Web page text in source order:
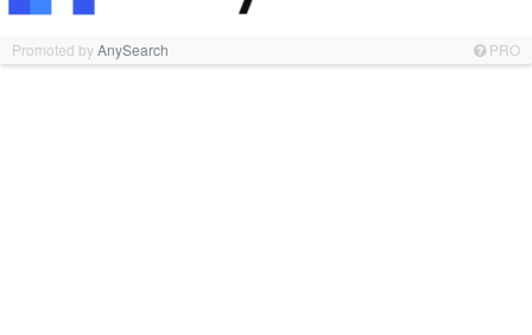
Promoted byAnySearch PRO